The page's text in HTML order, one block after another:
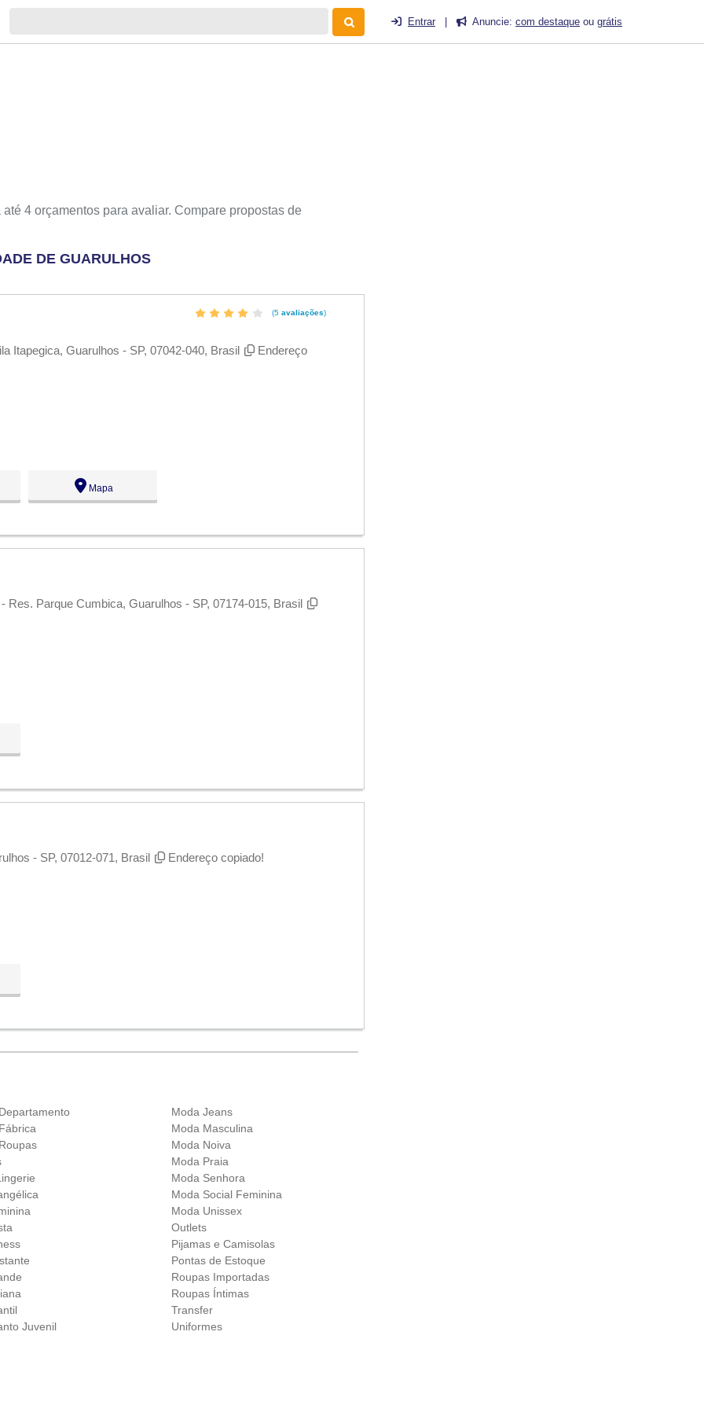
Entrar Anuncie: com destaque ou grátis
4 orçamentos para avaliar. Compare propostas de
DE GUARULHOS
(5 avaliações)
Itapegica, Guarulhos - SP, 07042-040, Brasil
Endereço
Mapa
Res. Parque Cumbica, Guarulhos - SP, 07174-015, Brasil
- SP, 07012-071, Brasil Endereço copiado!
Juvenil
Moda Jeans
Moda Masculina
Moda Noiva
Moda Praia
Moda Senhora
Moda Social Feminina
Moda Unissex
Outlets
Pijamas e Camisolas
Pontas de Estoque
Roupas Importadas
Roupas Íntimas
Transfer
Uniformes